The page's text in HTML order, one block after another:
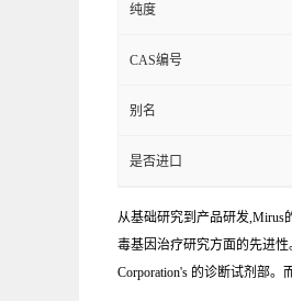
纯度
CAS编号
别名
是否进口
从基础研究到产品研发,Mirus
毒基因治疗研究方面的先进
Corporation's 的诊断试剂部